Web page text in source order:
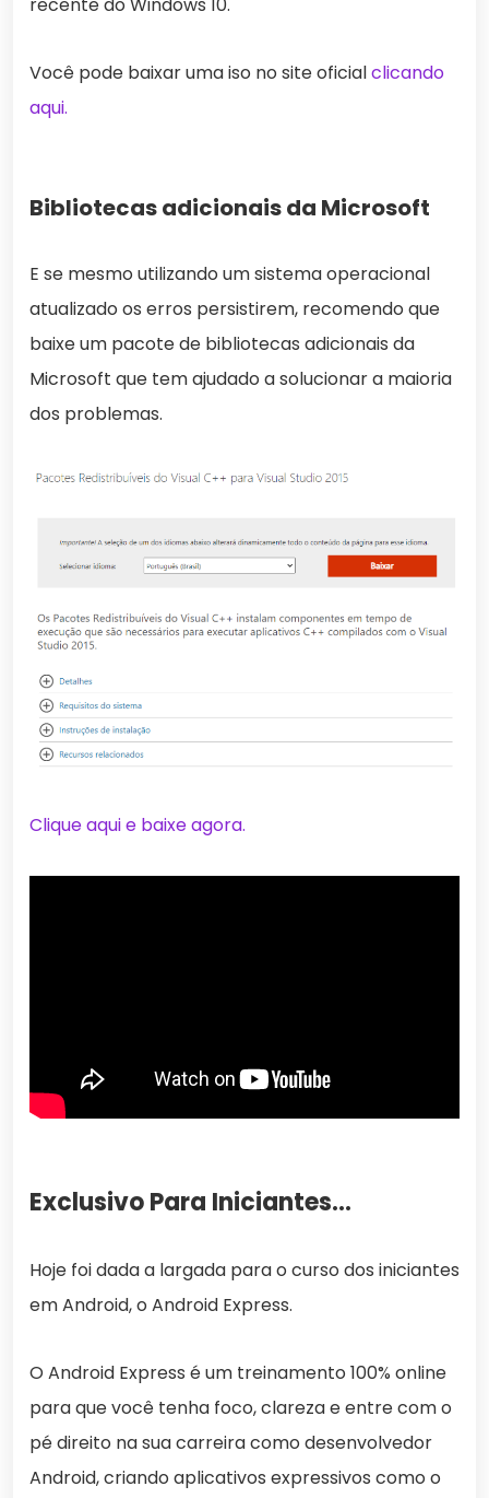
recente do Windows 10.
Você pode baixar uma iso no site oficialclicando
aqui.
Bibliotecas adicionais da Microsoft
E se mesmo utilizando um sistema operacional
atualizado os erros persistirem, recomendo que
baixe um pacote de bibliotecas adicionais da
Microsoft que tem ajudado a solucionar a maioria
dos problemas.
Clique aqui e baixe agora.
Exclusivo Para Iniciantes…
Hoje foi dada a largada para o curso dos iniciantes
em Android, o Android Express.
O Android Express é um treinamento 100% online
para que você tenha foco, clareza e entre com o
pé direito na sua carreira como desenvolvedor
Android, criando aplicativos expressivos como o